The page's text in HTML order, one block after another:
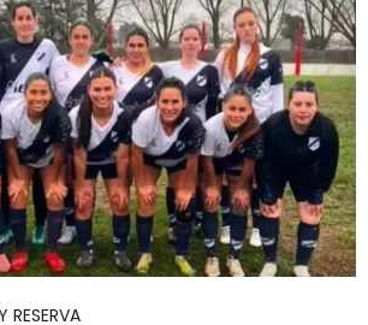
RESERVA